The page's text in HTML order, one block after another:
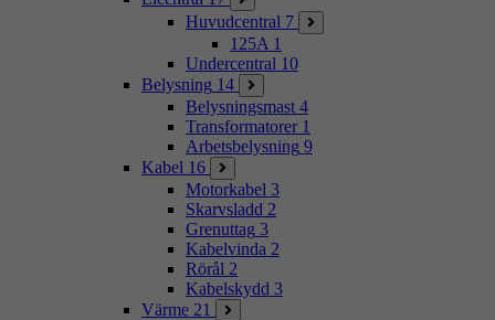
Huvudcentral 7
125A 1
Undercentral 10
Belysning 14
Belysningsmast 4
Transformatorer 1
Arbetsbelysning 9
Kabel 16
Motorkabel 3
Skarvsladd 2
Grenuttag 3
Kabelvinda 2
Rörål 2
Kabelskydd 3
Värme 21